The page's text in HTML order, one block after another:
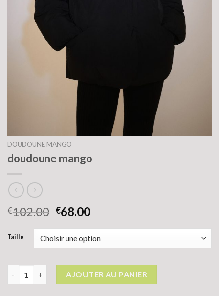
DOUDOUNE MANGO
doudoune mango
€102.00 €68.00
Taille
AJOUTER AU PANIER